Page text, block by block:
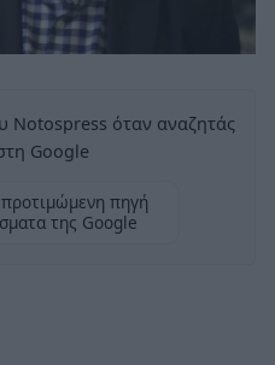
Notospress όταν αναζητάς
Google
πηγή
της Google